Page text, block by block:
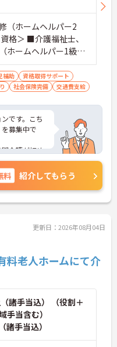
業所への移
す
ーする体制が
となくチー
ます
（ホームヘルパー2
格＞ ■介護福祉士、
ホームヘルパー1級・
補助
資格取得サポート
社会保険完備 交通費支給
です。こち
募集中で
介護が初め
なるまで同
てる方に
る方を募集
料 紹介してもらう
更新日：2026年08月04日
料老人ホームにて介
諸手当込） （役割＋
手当含む）
諸手当込）